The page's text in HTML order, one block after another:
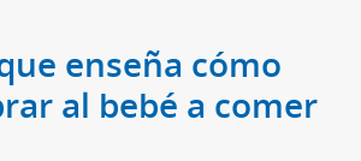
enseña cómo
al bebé a comer